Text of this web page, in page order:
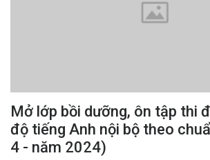
Mở lớp bồi dưỡng, ôn tập thi
độ tiếng Anh nội bộ theo
4 - năm 2024)